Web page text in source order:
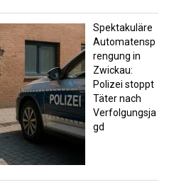
Spektakuläre
Automatensp
rengung in
Zwickau:
Polizei stoppt
Täter nach
Verfolgungsja
gd